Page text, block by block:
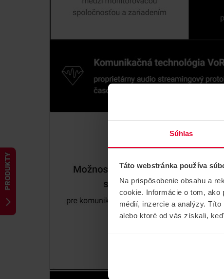
Súhlas
Táto webstránka používa
Na prispôsobenie obsahu a
cookie. Informácie o tom,
médií, inzercie a analýzy.
alebo ktoré od vás získali,
PRODUKTY